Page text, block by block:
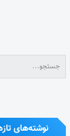
نوشته‌های